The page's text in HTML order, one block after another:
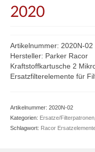
2020
Artikelnummer: 2020N-02
Hersteller: Parker Racor
Kraftstoffkartusche 2
Ersatzfilterelemente für
Artikelnummer: 2020N-02
Kategorien: Ersatze/Filterpatronen
Schlagwort: Racor